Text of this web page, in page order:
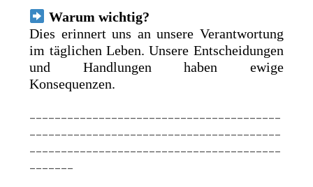
Warum wichtig?
Dies erinnert uns an unsere Verantwortung
im täglichen Leben. Unsere Entscheidungen
und Handlungen haben ewige
Konsequenzen.